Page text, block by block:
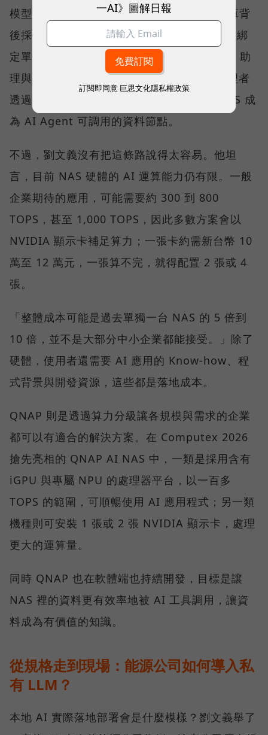
模型的選擇權，QNAP 刻意留給客戶。知識庫背
後採用哪一個模型，可由企業依需求決定，不綁
定單一 AI 供應商。QNAP 也以 QuAgent AI 助
理與模型情境協定（MCP）相關能力，讓管理者
透過自然語言查詢狀態、調整設定，並讓 NAS 成
為 AI Agent 可調用的資料節點。
不過，劉文義沒有把這條路說得太容易。他坦
言，目前 NAS 硬體的 AI 運算能力仍有限。一般
企業期待的應用，可能需要約 300 到 800
TOPS，甚至 1,000 TOPS，因此多數方案會以
NVIDIA 顯示卡補足算力；一張卡約需新台幣 10
萬至 12 萬元，一張算不完，就得配置 2 張或 4
張。
「整體成本可能是過去單獨一台 NAS 的 5 倍到
10 倍，並不是大部分中小企業都能接受。」除了
硬體，使用者還需要 AI 應用的 Know-how、程
式背景與開發資源，這些都是落地成本。
QNAP 則是透過算力分級讓各規模與需求的企業
都可以有適合的解決方案。在 Computex 2026
搶先亮相的 QNAP AI NAS 中，一類是採用含有
iGPU 與專屬 NPU 的處理器平台，以一百多
TOPS 的範圍，可順暢使用 AI 應用程式；另一類
機種則可安裝 1 張或 2 張 NVIDIA 顯示卡，處理
更大的運算量。
同時 QNAP 也在軟體端也持續開發，目標是讓
NAS 裡的資料更有效率地被 AI 工具調用，讓資
料成為有價值的知識。
從規格走到現場：能源公司如何導入私
有 LLM？
本地 AI 實際落地部署會是什麼模樣？劉文義舉了
一AI》圖解日報
訂閱即同意 巨思文化隱私權政策